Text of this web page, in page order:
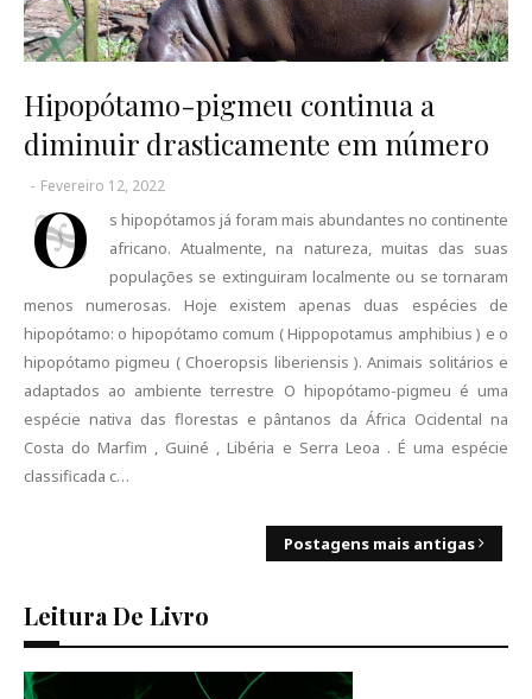
Hipopótamo-pigmeu continua a
diminuir drasticamente em número
- Fevereiro 12, 2022
O
s hipopótamos já foram mais abundantes no continente
africano. Atualmente, na natureza, muitas das suas
populações se extinguiram localmente ou se tornaram
menos numerosas. Hoje existem apenas duas espécies de
hipopótamo: o hipopótamo comum ( Hippopotamus amphibius ) e o
hipopótamo pigmeu ( Choeropsis liberiensis ). Animais solitários e
adaptados ao ambiente terrestre O hipopótamo-pigmeu é uma
espécie nativa das florestas e pântanos da África Ocidental na
Costa do Marfim , Guiné , Libéria e Serra Leoa . É uma espécie
classificada c…
Postagens mais antigas
Leitura De Livro